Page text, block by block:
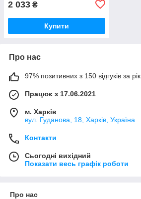
2 033 ₴
Купити
Про нас
97% позитивних з 150 відгуків за рік
Працює з 17.06.2021
м. Харків
вул. Гуданова, 18, Харків, Україна
Контакти
Сьогодні вихідний
Показати весь графік роботи
Про нас